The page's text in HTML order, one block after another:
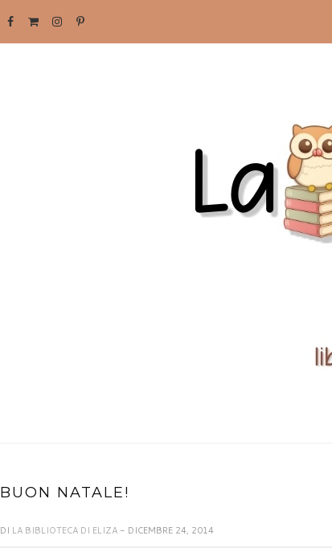
BUON NATALE!
DI LA BIBLIOTECA DI ELIZA - DICEMBRE 24, 2014